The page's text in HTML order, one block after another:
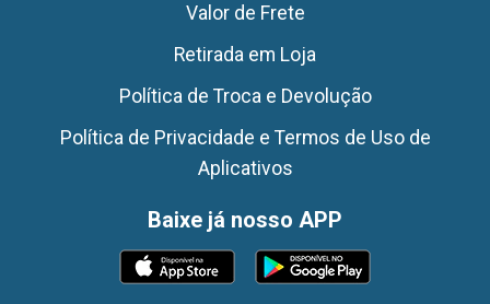
Valor de Frete
Retirada em Loja
Política de Troca e Devolução
Política de Privacidade e Termos de Uso de
Aplicativos
Baixe já nosso APP